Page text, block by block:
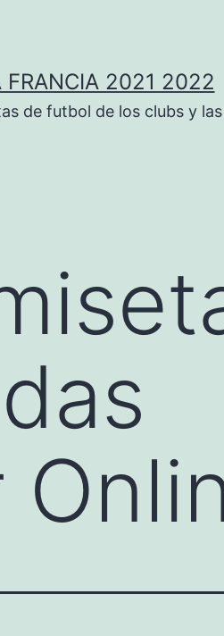
FRANCIA 2021 2022
de futbol de los clubs y